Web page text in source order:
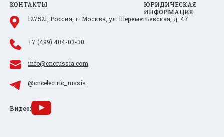
КОНТАКТЫ
ЮРИДИЧЕСКАЯ
ИНФОРМАЦИЯ
127521, Россия, г. Москва, ул. Шереметьевская, д. 47
+7 (499) 404-03-30
info@cncrussia.com
@cncelectric_russia
Видео: